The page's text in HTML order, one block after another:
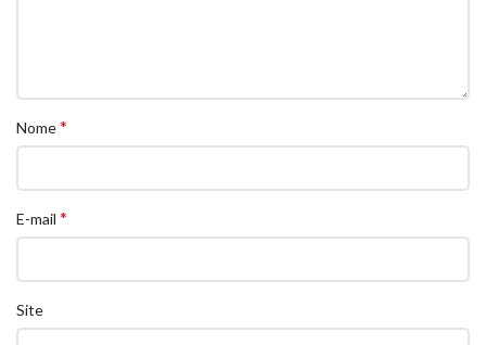
Nome*
E-mail *
Site